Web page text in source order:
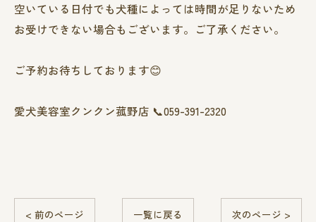
空いている日付でも犬種によっては時間が足りないため
お受けできない場合もございます。ご了承ください。
ご予約お待ちしております😊
愛犬美容室クンクン菰野店 📞059-391-2320
< 前のページ 一覧に戻る 次のページ >